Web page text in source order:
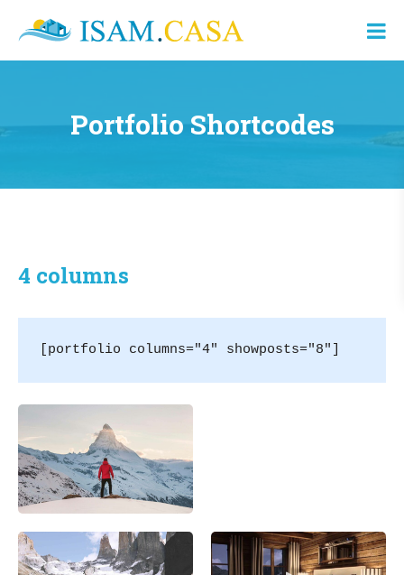
ISAM.CASA
Dove
Cerco
Portfolio Shortcodes
4 columns
[portfolio columns="4" showposts="8"]